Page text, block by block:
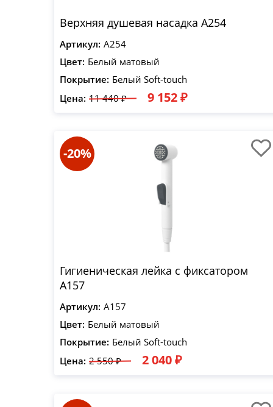
Верхняя душевая насадка A254
Артикул: A254
Цвет: Белый матовый
Покрытие: Белый Soft-touch
Цена: 11 440 ₽ 9 152 ₽
-20%
Гигиеническая лейка с фиксатором
A157
Артикул: A157
Цвет: Белый матовый
Покрытие: Белый Soft-touch
Цена: 2 550 ₽ 2 040 ₽